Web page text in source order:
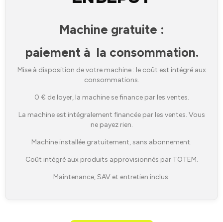
Machine gratuite :
paiement à la consommation.
Mise à disposition de votre machine : le coût est intégré aux
consommations.
0 € de loyer, la machine se finance par les ventes.
La machine est intégralement financée par les ventes. Vous
ne payez rien.
Machine installée gratuitement, sans abonnement.
Coût intégré aux produits approvisionnés par TOTEM.
Maintenance, SAV et entretien inclus.